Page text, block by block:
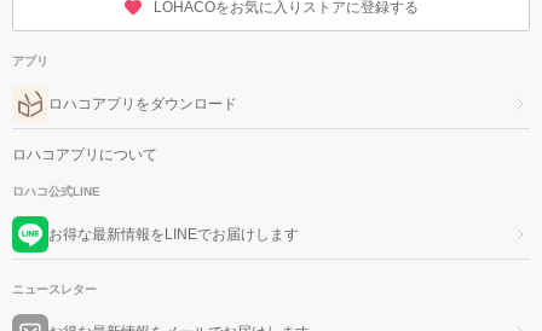
LOHACOをお気に入りストアに登録する
アプリ
ロハコアプリをダウンロード
ロハコアプリについて
ロハコ公式LINE
お得な最新情報をLINEでお届けします
ニュースレター